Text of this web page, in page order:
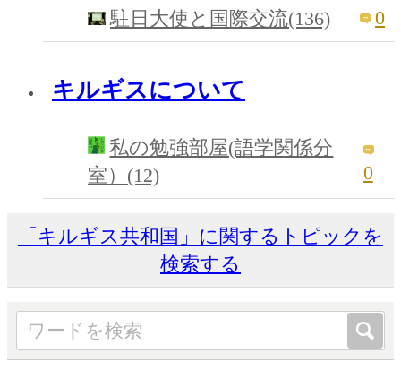
駐日大使と国際交流(136) 0
キルギスについて
私の勉強部屋(語学関係分
室）(12)
0
「キルギス共和国」に関するトピックを
検索する